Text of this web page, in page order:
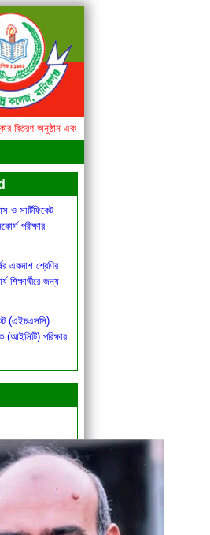
অনুষ্ঠান এবং মিষ্টি উৎসব সংক্রান্ত বিজ্ঞপ্তি
সংক্রান্ত বিজ্ঞপ্তি
ও সার্টিফিকেট
পরীক্ষার
শিক্ষার্থীরে জন্য
(আইসিটি) পরিক্ষার